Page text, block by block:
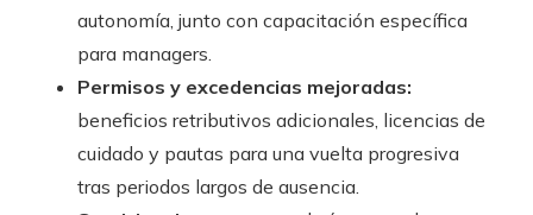
autonomía, junto con capacitación específica
para managers.
Permisos y excedencias mejoradas:
beneficios retributivos adicionales, licencias de
cuidado y pautas para una vuelta progresiva
tras periodos largos de ausencia.